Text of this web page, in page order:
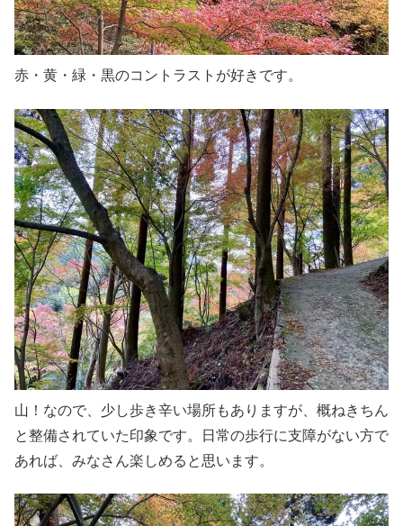
赤・黄・緑・黒のコントラストが好きです。
山！なので、少し歩き辛い場所もありますが、概ねきちん
と整備されていた印象です。日常の歩行に支障がない方で
あれば、みなさん楽しめると思います。